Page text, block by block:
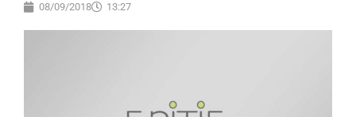
08/09/2018 13:27